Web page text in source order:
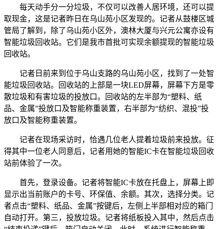
每天动手分一分垃圾，不仅可以改善人居环境，还可以提
取现金，这是记者昨日在乌山苑小区发现的。记者从鼓楼区城
管局了解到，除了乌山苑小区外，澳林大厦与兴元公寓亦设有
智能垃圾回收站。它们是我市首批可实现余额提现的智能垃圾
回收站。
记者日前来到位于乌山支路的乌山苑小区，找到了一处智
能垃圾回收站。回收站的上部是一块LED屏幕，屏幕下方是零
散垃圾和有害垃圾的投放口。回收站的左半部为“塑料、纸
品、金属”投放口及智能称重装置，右半部为“纺织、混投”投
放口及智能称重装置。
记者在现场采访时，恰遇几位老人提着垃圾前来投放。征
得其中一位老人同意后，记者用她的智能IC卡在智能垃圾回收
站前体验了一次。
首先，登录设备。记者将智能IC卡放在托盘上，屏幕上即
显示出当前账户的卡号、环保值、余额。其次，选择分类。记
者点击“塑料、纸品、金属”按键后，左侧上半部相对应的箱门
自动打开。第三，投放垃圾。记者将纸板投入其中，然后点击